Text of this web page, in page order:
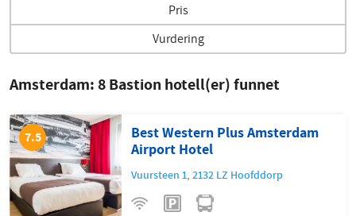
Pris
Vurdering
Amsterdam:8Bastion hotell(er) funnet
7.5
Best Western Plus Amsterdam
Airport Hotel
Vuursteen 1,2132 LZ Hoofddorp